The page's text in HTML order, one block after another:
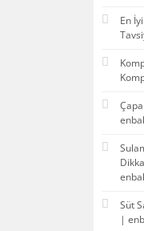
En
Süt
|